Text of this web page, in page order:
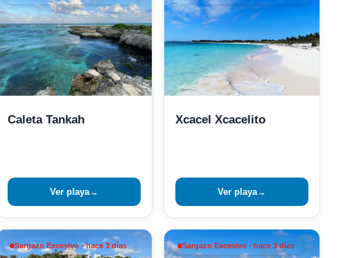
Caleta Tankah
Ver playa→
Xcacel Xcacelito
Ver playa→
Sargazo Excesivo · hace 3 días Sargazo Excesivo · hace 3 días